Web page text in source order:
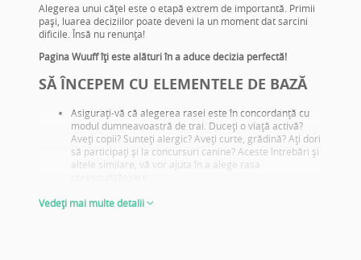
Alegerea unui căţel este o etapă extrem de importantă. Primii
paşi, luarea deciziilor poate deveni la un moment dat sarcini
dificile. Însă nu renunţa!
Pagina Wuuff îţi este alături în a aduce decizia perfectă!
SĂ ÎNCEPEM CU ELEMENTELE DE BAZĂ
Asiguraţi-vă că alegerea rasei este în concordanţă cu
modul dumneavoastră de trai. Duceţi o viaţă activă?
Aveţi copii? Sunteţi alergic? Aveţi curte, grădină? Aţi dori
să participaţi şi la concursuri canine? Aceste întrebări şi
altele similare, vă vor ajuta în a alege rasa
rasei şi încercaţi să alegeţi pui din părinţi care deţin
Vedeți mai multe detalii